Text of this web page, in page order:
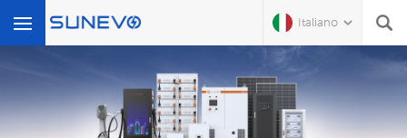
Italiano
Che Cosa Sta Cercando?